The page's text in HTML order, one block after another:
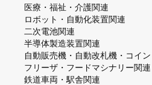
医療・福祉・介護関連
ロボット・自動化装置関連
二次電池関連
半導体製造装置関連
自動販売機・自動改札機・コイ
フリーザ・フードマシナリー関連
鉄道車両・駅舎関連